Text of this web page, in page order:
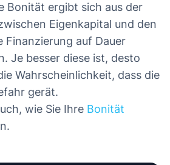
Bonität ergibt sich aus der
Eigenkapital und den
Finanzierung auf Dauer
Je besser diese ist, desto
Wahrscheinlichkeit, dass die
gerät.
wie Sie Ihre Bonität